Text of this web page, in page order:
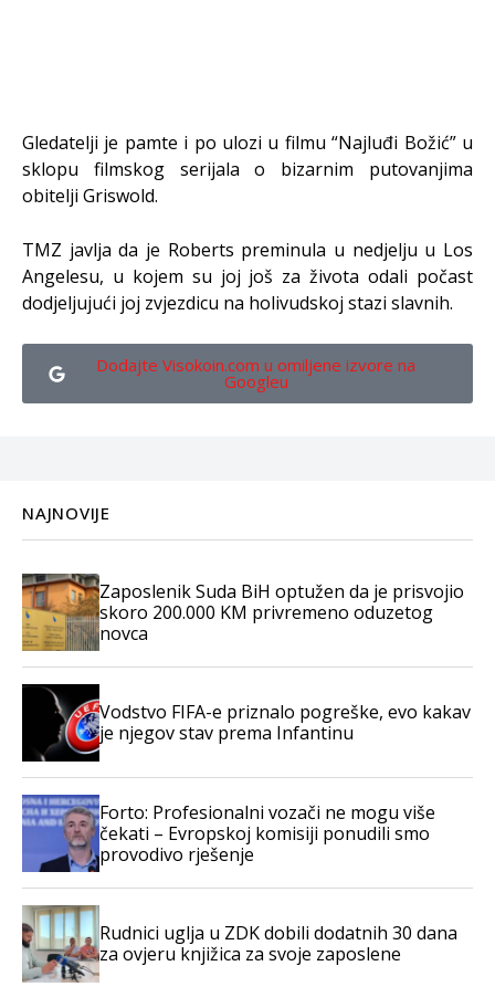
Gledatelji je pamte i po ulozi u filmu “Najluđi Božić” u
sklopu filmskog serijala o bizarnim putovanjima
obitelji Griswold.
TMZ javlja da je Roberts preminula u nedjelju u Los
Angelesu, u kojem su joj još za života odali počast
dodjeljujući joj zvjezdicu na holivudskoj stazi slavnih.
Dodajte Visokoin.com u omiljene izvore na
Googleu
NAJNOVIJE
Zaposlenik Suda BiH optužen da je prisvojio
skoro 200.000 KM privremeno oduzetog
novca
Vodstvo FIFA-e priznalo pogreške, evo kakav
je njegov stav prema Infantinu
Forto: Profesionalni vozači ne mogu više
čekati – Evropskoj komisiji ponudili smo
provodivo rješenje
Rudnici uglja u ZDK dobili dodatnih 30 dana
za ovjeru knjižica za svoje zaposlene